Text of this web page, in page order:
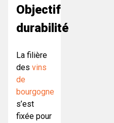
Objectif
durabilité
La filière
des vins
de
bourgogne
s’est
fixée pour